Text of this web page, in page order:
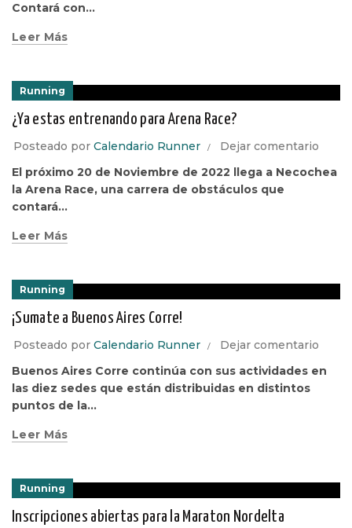
Contará con...
Leer Más
Running
¿Ya estas entrenando para Arena Race?
Posteado por Calendario Runner
Dejar comentario
El próximo 20 de Noviembre de 2022 llega a Necochea
la Arena Race, una carrera de obstáculos que
contará...
Leer Más
Running
¡Sumate a Buenos Aires Corre!
Posteado por Calendario Runner
Dejar comentario
Buenos Aires Corre continúa con sus actividades en
las diez sedes que están distribuidas en distintos
puntos de la...
Leer Más
Running
Inscripciones abiertas para la Maraton Nordelta